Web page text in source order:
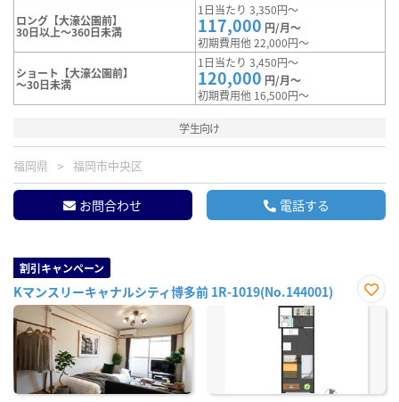
ロング【大濠公園前】
30日以上～360日未満
1日当たり 3,350円～
117,000 円/月～
初期費用他 22,000円～
ショート【大濠公園前】
～30日未満
1日当たり 3,450円～
120,000 円/月～
初期費用他 16,500円～
学生向け
福岡県 福岡市中央区
お問合わせ 電話する
割引キャンペーン
Kマンスリーキャナルシティ博多前 1R-1019(No.144001)
お気